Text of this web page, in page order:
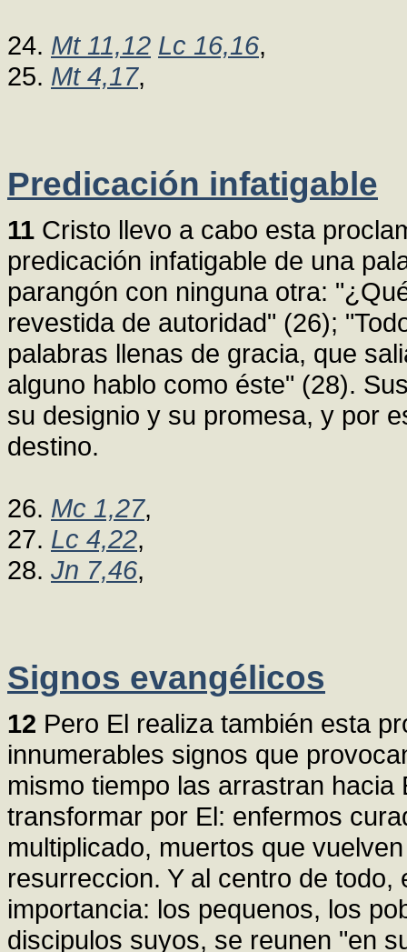
24. Mt 11,12 Lc 16,16,
25. Mt 4,17,
Predicación infatigable
11 Cristo llevo a cabo esta
predicación infatigable de una
parangón con ninguna otra:
revestida de autoridad" (26);
palabras llenas de gracia, que
alguno hablo como éste" (28).
su designio y su promesa, y por
destino.
26. Mc 1,27,
27. Lc 4,22,
28. Jn 7,46,
Signos evangélicos
12 Pero El realiza también esta
innumerables signos que
mismo tiempo las arrastran
transformar por El: enfermos
multiplicado, muertos que
resurreccion. Y al centro de
importancia: los pequenos, los
discipulos suyos, se reunen "en